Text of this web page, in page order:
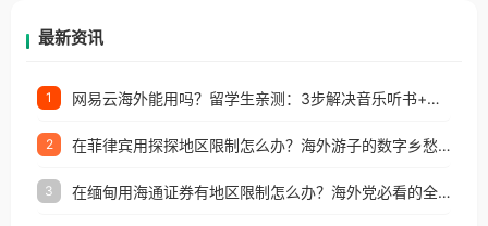
最新资讯
1 网易云海外能用吗？留学生亲测：3步解决音乐听书+银行视频地区限制
2 在菲律宾用探探地区限制怎么办？海外游子的数字乡愁与破局之道
3 在缅甸用海通证券有地区限制怎么办？海外党必看的全场景回国加速指南